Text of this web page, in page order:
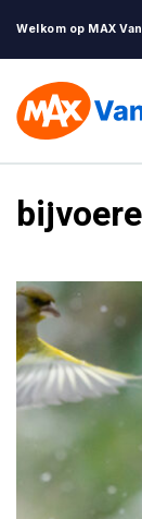
Welkom op MAX